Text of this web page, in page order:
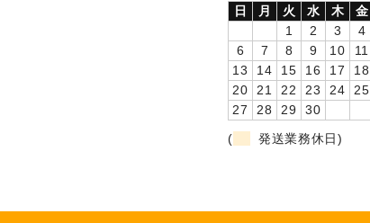
日
月 火 水 木 金
1
2 3 4
6
7 8 9 10 11
13
14 15 16 17 18
20
21 22 23 24 25
27
28 29
30
(
発送業務休日)